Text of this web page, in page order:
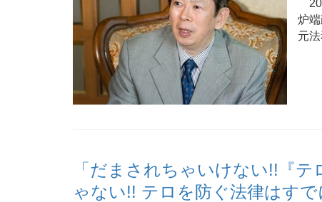
炉
元
「だまされちゃいけない!!『
ゃない!! テロを防ぐ法律はす